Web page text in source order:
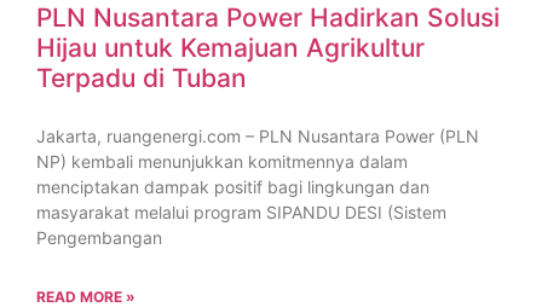
PLN Nusantara Power Hadirkan Solusi
Hijau untuk Kemajuan Agrikultur
Terpadu di Tuban
Jakarta, ruangenergi.com – PLN Nusantara Power (PLN
NP) kembali menunjukkan komitmennya dalam
menciptakan dampak positif bagi lingkungan dan
masyarakat melalui program SIPANDU DESI (Sistem
Pengembangan
READ MORE »